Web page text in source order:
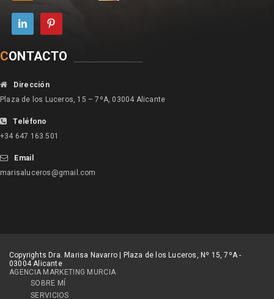
CONTACTO
Dirección
Plaza de los Luceros, 15 – 7ºA, 03004 Alicante
Teléfono
+34 647 163 501
Email
marisaluceros@gmail.com
Copyrights Dra. Marisa Navarro | Plaza de los Luceros, Nº 15, 7ºA -
03004 Alicante
AGENCIA MARKETING MURCIA
SOBRE MÍ
SERVICIOS